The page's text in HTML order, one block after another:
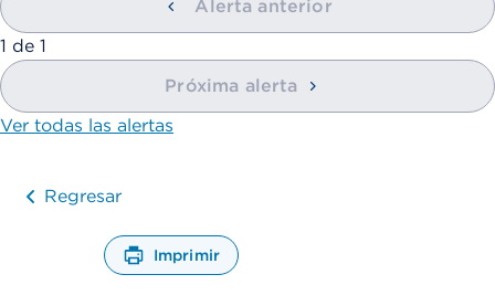
Alerta anterior
mostrando
1 de 1
Próxima alerta
Ver todas las alertas
Regresar
Imprimir
A